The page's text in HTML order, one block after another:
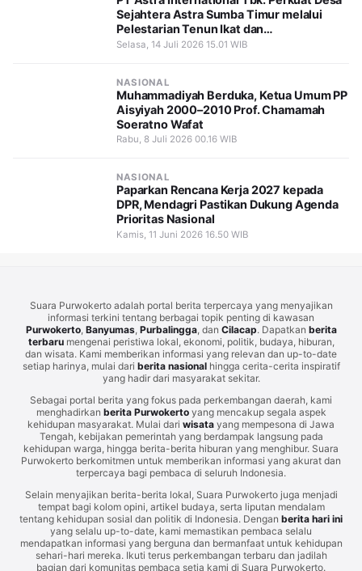
Sejahtera Astra Sumba Timur melalui
Pelestarian Tenun Ikat dan
Pemberdayaan Perempuan
Selasa, 14 Juli 2026 15.01 WIB
NASIONAL
Muhammadiyah Berduka, Ketua Umum PP
Aisyiyah 2000–2010 Prof. Chamamah
Soeratno Wafat
Rabu, 8 Juli 2026 00.16 WIB
NASIONAL
Paparkan Rencana Kerja 2027 kepada
DPR, Mendagri Pastikan Dukung Agenda
Prioritas Nasional
Kamis, 11 Juni 2026 16.50 WIB
Suara Purwokerto adalah portal berita terpercaya yang menyajikan
informasi terkini tentang berbagai topik penting di kawasan
Purwokerto, Banyumas, Purbalingga, dan Cilacap. Dapatkan berita
terbarumengenai peristiwa lokal, ekonomi, politik, budaya, hiburan,
dan wisata. Kami memberikan informasi yang relevan dan up-to-date
setiap harinya, mulai dari berita nasionalhingga cerita-cerita inspiratif
yang hadir dari masyarakat sekitar.
Sebagai portal berita yang fokus pada perkembangan daerah, kami
menghadirkan berita Purwokertoyang mencakup segala aspek
kehidupan masyarakat. Mulai dari wisata yang mempesona di Jawa
Tengah, kebijakan pemerintah yang berdampak langsung pada
kehidupan warga, hingga berita-berita hiburan yang menghibur. Suara
Purwokerto berkomitmen untuk memberikan informasi yang akurat dan
terpercaya bagi pembaca di seluruh Indonesia.
Selain menyajikan berita-berita lokal, Suara Purwokerto juga menjadi
tempat bagi kolom opini, artikel budaya, serta liputan mendalam
tentang kehidupan sosial dan politik di Indonesia. Dengan berita hari ini
yang selalu up-to-date, kami memastikan pembaca selalu
mendapatkan informasi yang berguna dan bermanfaat untuk kehidupan
sehari-hari mereka. Ikuti terus perkembangan terbaru dan jadilah
bagian dari komunitas pembaca setia kami di Suara Purwokerto.